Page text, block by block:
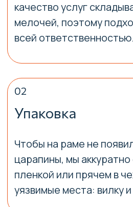
котором передали её нам.
Предворительный
расчет
перевозку профессионалам.
понять, сколько времени
процесс, и рассчитать
индивидуальную стоимость за 1
звоните или оставляйте заказ на